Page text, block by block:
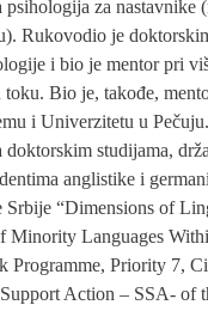
za nastavnike
Rukovodio je
i bio je mentor pri
Bio je, takođe,
i Univerzitetu u
studijama,
anglistike i
“Dimensions of
Minority Languages
Programme, Priority 7,
Action – SSA- of